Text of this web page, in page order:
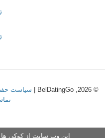
© 2026, BelDatingGo | سیاست
این وب سایت از کوکی ها